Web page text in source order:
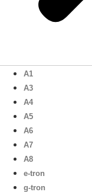
A1
A3
A4
A5
A6
A7
A8
e-tron
g-tron